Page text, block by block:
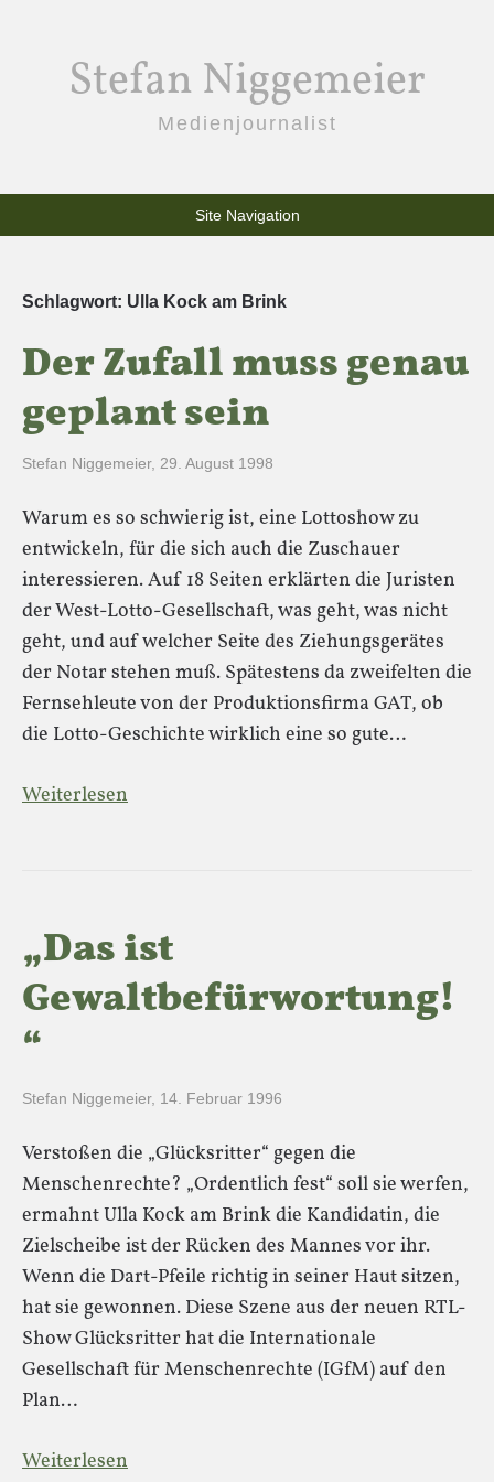
Stefan Niggemeier
Medienjournalist
Site Navigation
Schlagwort: Ulla Kock am Brink
Der Zufall muss genau
geplant sein
Stefan Niggemeier, 29. August 1998
Warum es so schwierig ist, eine Lottoshow zu
entwickeln, für die sich auch die Zuschauer
interessieren. Auf 18 Seiten erklärten die Juristen
der West-Lotto-Gesellschaft, was geht, was nicht
geht, und auf welcher Seite des Ziehungsgerätes
der Notar stehen muß. Spätestens da zweifelten die
Fernsehleute von der Produktionsfirma GAT, ob
die Lotto-Geschichte wirklich eine so gute…
Weiterlesen
„Das ist
Gewaltbefürwortung!
“
Stefan Niggemeier, 14. Februar 1996
Verstoßen die „Glücksritter“ gegen die
Menschenrechte? „Ordentlich fest“ soll sie werfen,
ermahnt Ulla Kock am Brink die Kandidatin, die
Zielscheibe ist der Rücken des Mannes vor ihr.
Wenn die Dart-Pfeile richtig in seiner Haut sitzen,
hat sie gewonnen. Diese Szene aus der neuen RTL-
Show Glücksritter hat die Internationale
Gesellschaft für Menschenrechte (IGfM) auf den
Plan…
Weiterlesen